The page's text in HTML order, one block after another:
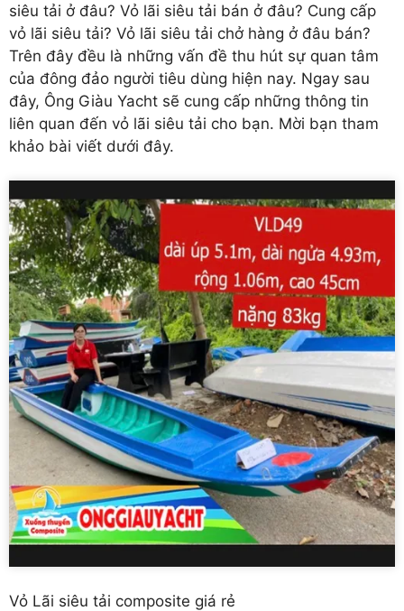
siêu tải ở đâu? Vỏ lãi siêu tải bán ở đâu? Cung cấp
vỏ lãi siêu tải? Vỏ lãi siêu tải chở hàng ở đâu bán?
Trên đây đều là những vấn đề thu hút sự quan tâm
của đông đảo người tiêu dùng hiện nay. Ngay sau
đây, Ông Giàu Yacht sẽ cung cấp những thông tin
liên quan đến vỏ lãi siêu tải cho bạn. Mời bạn tham
khảo bài viết dưới đây.
Vỏ Lãi siêu tải composite giá rẻ